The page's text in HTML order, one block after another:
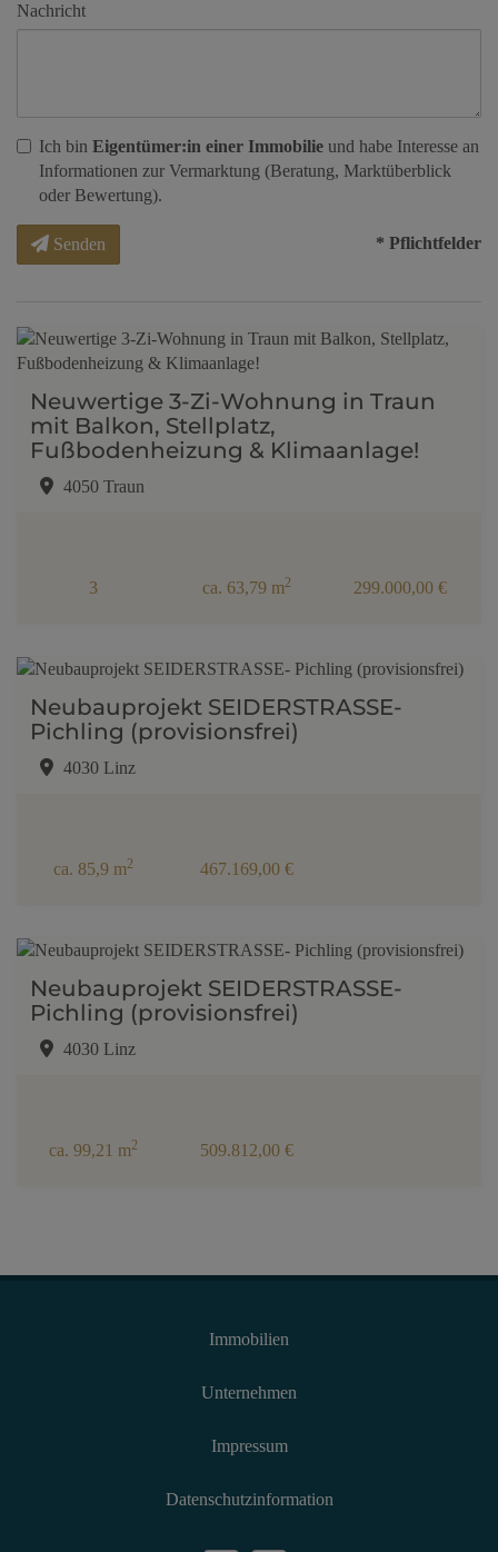
Nachricht
Ich bin Eigentümer:in einer Immobilie und habe Interesse an
Informationen zur Vermarktung (Beratung, Marktüberblick
oder Bewertung).
Senden * Pflichtfelder
Neuwertige 3-Zi-Wohnung in Traun
mit Balkon, Stellplatz,
Fußbodenheizung & Klimaanlage!
4050 Traun
3 ca. 63,79 m2 299.000,00 €
Neubauprojekt SEIDERSTRASSE-
Pichling (provisionsfrei)
4030 Linz
ca. 85,9 m2 467.169,00 €
Neubauprojekt SEIDERSTRASSE-
Pichling (provisionsfrei)
4030 Linz
ca. 99,21 m2 509.812,00 €
Immobilien
Unternehmen
Impressum
Datenschutzinformation